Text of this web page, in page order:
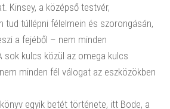
Kinsey, a középső testvér,
tud túllépni félelmein és szorongásán,
a fejéből – nem minden
sok kulcs közül az omega kulcs
minden fél válogat az eszközökben
egyik betét története, itt Bode, a